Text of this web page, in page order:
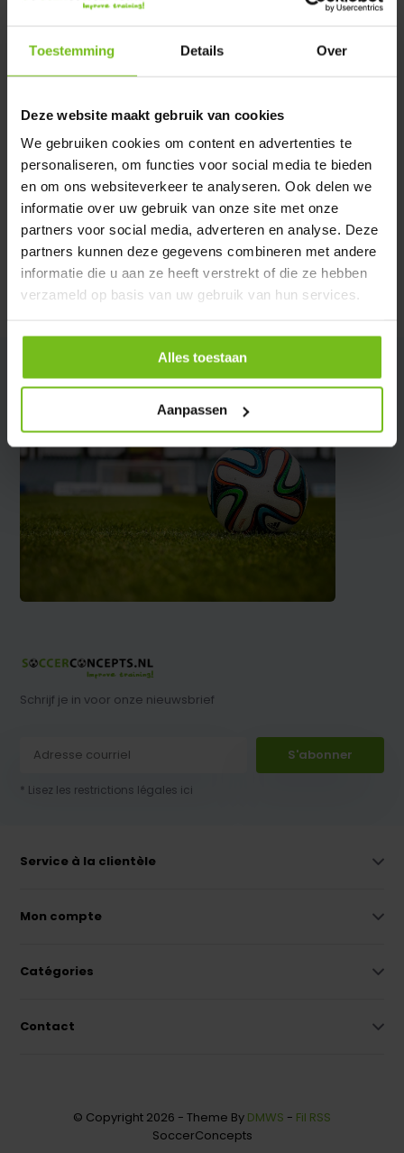
Toestemming Details Over
Deze website maakt gebruik van cookies
We gebruiken cookies om content en advertenties te
personaliseren, om functies voor social media te bieden
en om ons websiteverkeer te analyseren. Ook delen we
informatie over uw gebruik van onze site met onze
partners voor social media, adverteren en analyse. Deze
partners kunnen deze gegevens combineren met andere
informatie die u aan ze heeft verstrekt of die ze hebben
verzameld op basis van uw gebruik van hun services.
Alles toestaan
Aanpassen
We helpen u graag met meer informatie
Verstuur email
Description du produit
Spécifications
Évaluations
Partager
Schrijf je in voor onze nieuwsbrief
S'abonner
* Lisez les restrictions légales ici
Service à la clientèle
Mon compte
Catégories
Contact
© Copyright 2026 - Theme By DMWS - Fil RSS
SoccerConcepts